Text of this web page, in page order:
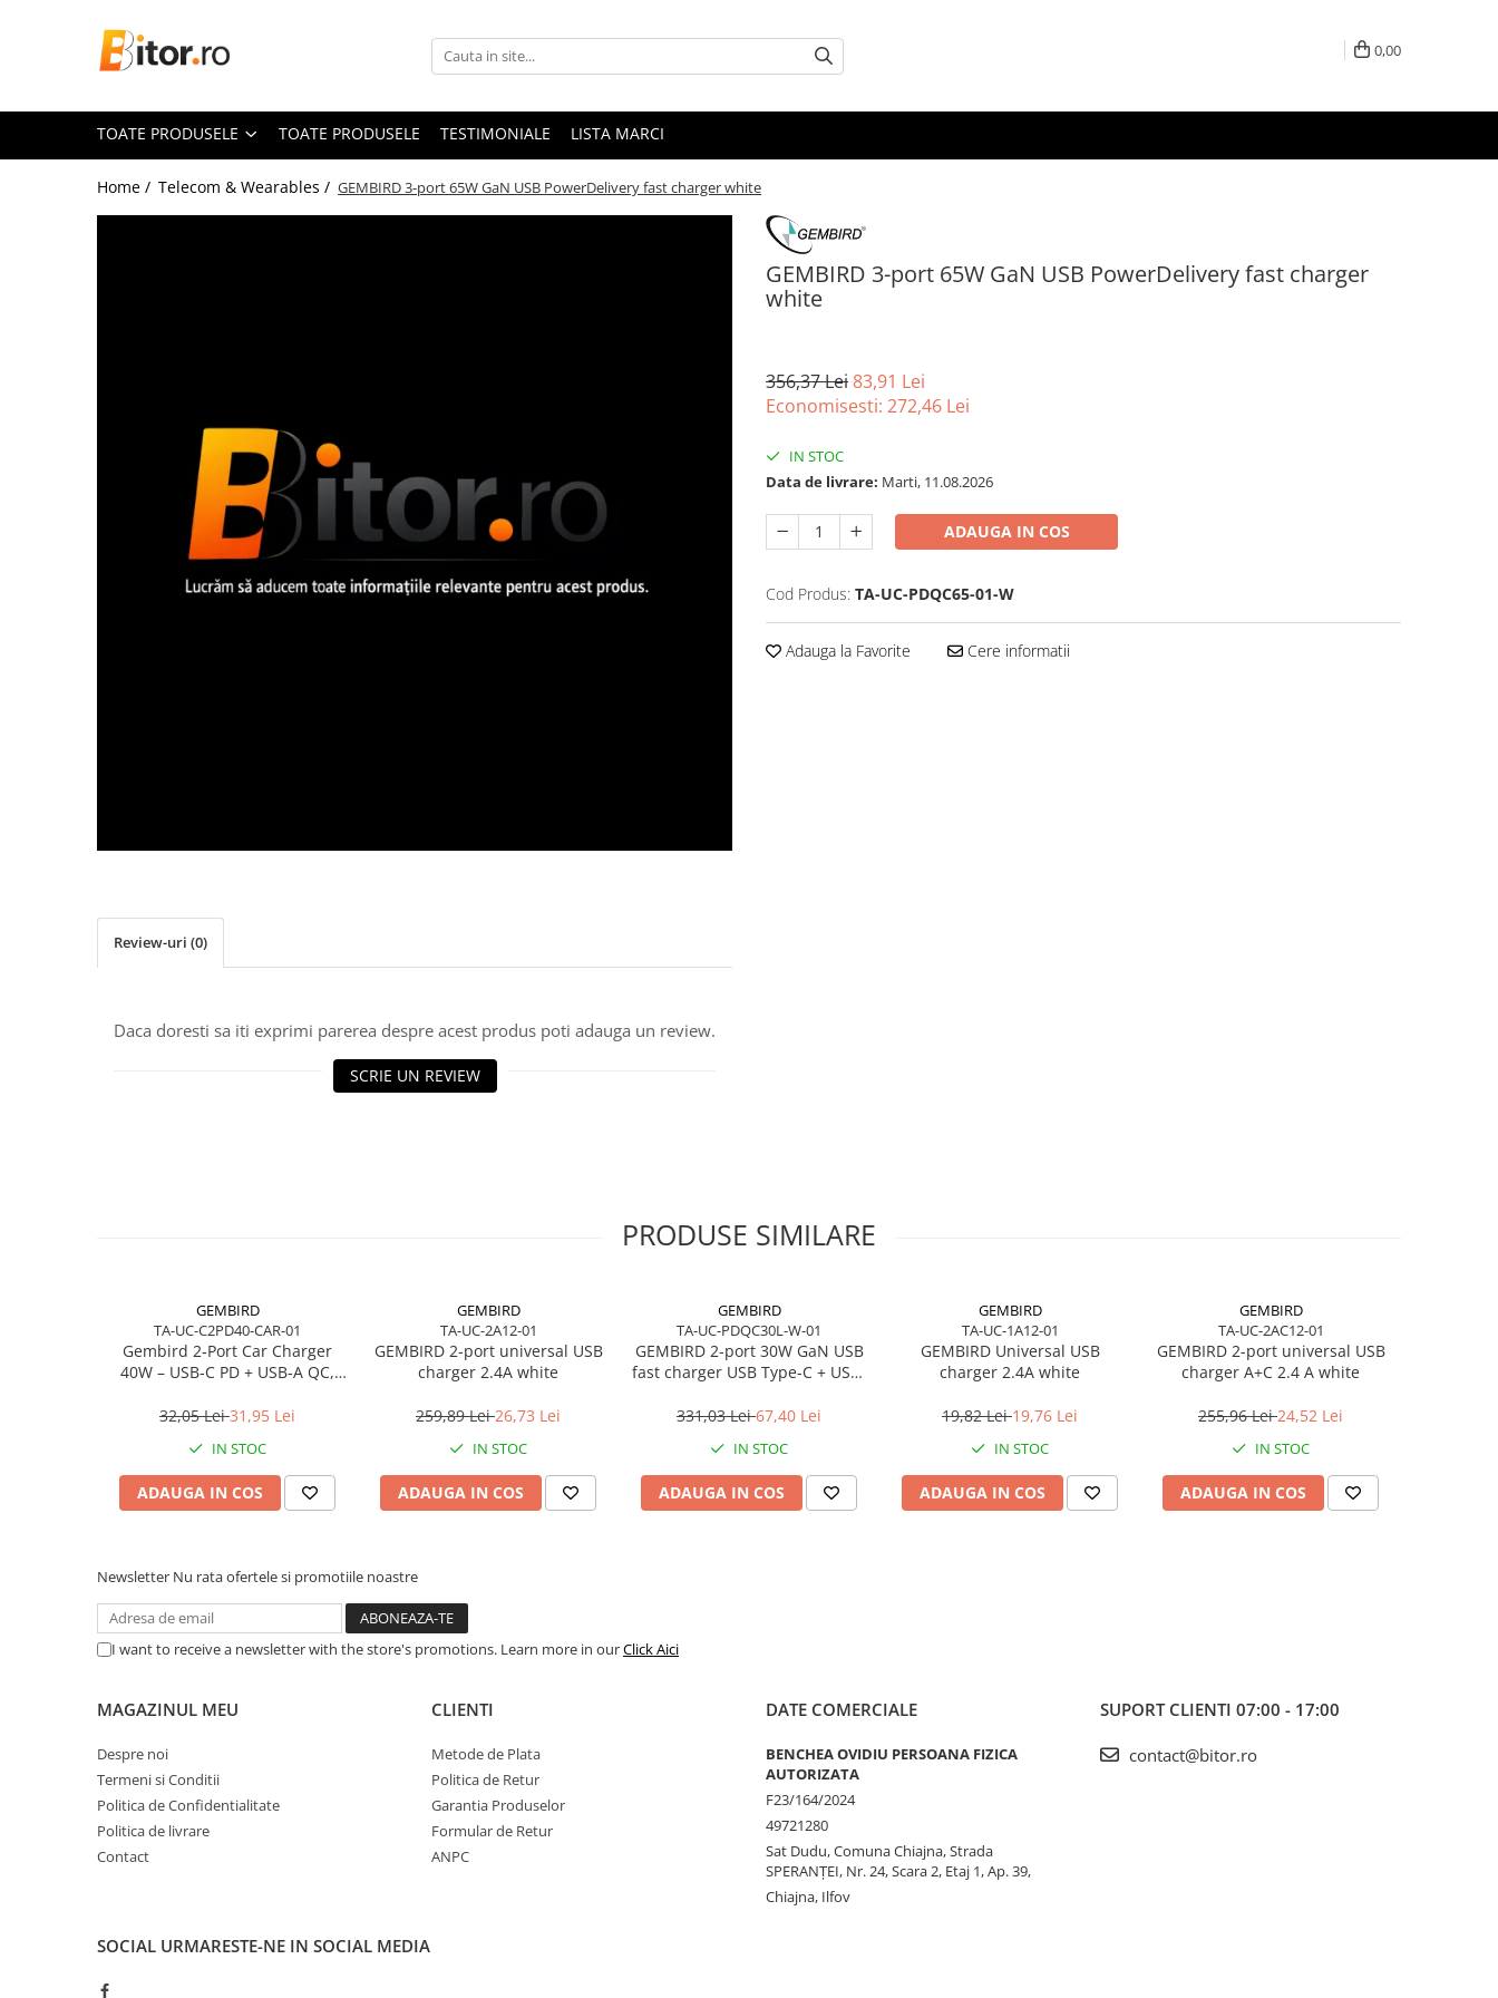
Toate Produsele
Laptop-uri Gaming
Laptop-uri Workstation
Imprimante & Multifuncționale
Imprimanta Laser Mono
Multifuncțional Cerneală
Scannere Documente
Suporturi TV Perete
Boxe PC & Soundbar
Boxe Wireless & Portabile
Camere Foto & Sisteme Optice
Caști & Microfoane
Căști Gaming & Consumer
Microfoane & Reportofoane
Display & signage
Ecrane Digital Signage
Proiectoare
Proiectoare Business
Proiectoare Consumer
Componente
Plăci de baza
0,00
TOATE PRODUSELE TOATE PRODUSELE TESTIMONIALE LISTA MARCI
Home / Telecom & Wearables / GEMBIRD 3-port 65W GaN USB PowerDelivery fast charger white
GEMBIRD 3-port 65W GaN USB PowerDelivery fast charger
white
356,37 Lei83,91 Lei
Economisesti: 272,46 Lei
IN STOC
Data de livrare: Marti, 11.08.2026
ADAUGA IN COS
Cod Produs: TA-UC-PDQC65-01-W
Adauga la Favorite Cere informatii
Review-uri (0)
Daca doresti sa iti exprimi parerea despre acest produs poti adauga un review.
SCRIE UN REVIEW
PRODUSE SIMILARE
GEMBIRD
TA-UC-C2PD40-CAR-01
Gembird 2‑Port Car Charger
40W – USB‑C PD + USB‑A QC,
32,05 Lei31,95 Lei
IN STOC
ADAUGA IN COS
GEMBIRD
TA-UC-2A12-01
GEMBIRD 2-port universal USB
charger 2.4A white
259,89 Lei26,73 Lei
IN STOC
ADAUGA IN COS
GEMBIRD
TA-UC-PDQC30L-W-01
GEMBIRD 2-port 30W GaN USB
fast charger USB Type-C + USB-
331,03 Lei67,40 Lei
IN STOC
ADAUGA IN COS
GEMBIRD
TA-UC-1A12-01
GEMBIRD Universal USB
charger 2.4A white
19,82 Lei19,76 Lei
IN STOC
ADAUGA IN COS
GEMBIRD
TA-UC-2AC12-01
GEMBIRD 2-port universal USB
charger A+C 2.4 A white
255,96 Lei24,52 Lei
IN STOC
ADAUGA IN COS
Newsletter Nu rata ofertele si promotiile noastre
I want to receive a newsletter with the store's promotions. Learn more in ourClick Aici
MAGAZINUL MEU
Despre noi
Termeni si Conditii
Politica de Confidentialitate
Politica de livrare
Contact
CLIENTI
Metode de Plata
Politica de Retur
Garantia Produselor
Formular de Retur
ANPC
DATE COMERCIALE
BENCHEA OVIDIU PERSOANA FIZICA
AUTORIZATA
F23/164/2024
49721280
Sat Dudu, Comuna Chiajna, Strada
SPERANŢEI, Nr. 24, Scara 2, Etaj 1, Ap. 39,
Chiajna, Ilfov
SUPORT CLIENTI 07:00 - 17:00
contact@bitor.ro
SOCIAL URMARESTE-NE IN SOCIAL MEDIA